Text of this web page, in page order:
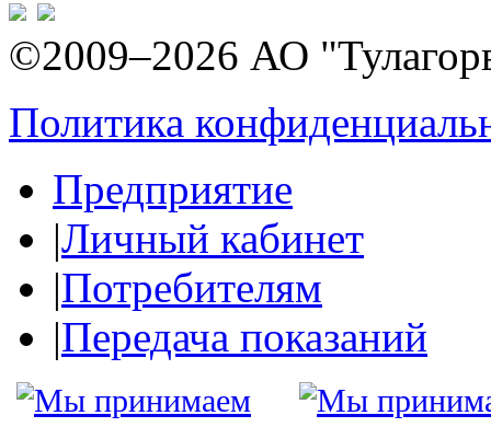
©2009–2026 АО
Политика
Предприятие
|Личный кабинет
|Потребителям
|Передача показаний